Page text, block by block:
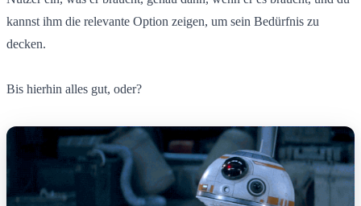
kannst ihm die relevante Option zeigen, um sein Bedürfnis zu
decken.
Bis hierhin alles gut, oder?